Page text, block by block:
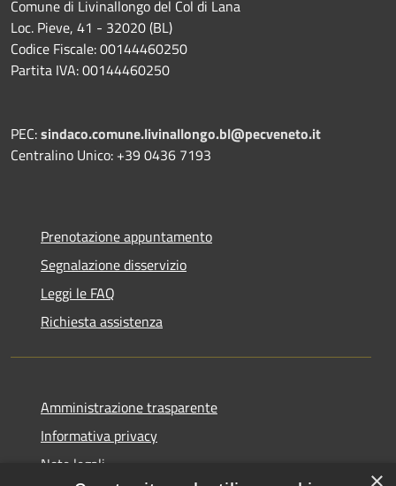
Comune di Livinallongo del Col di Lana
Loc. Pieve, 41 - 32020 (BL)
Codice Fiscale: 00144460250
Partita IVA: 00144460250
PEC:sindaco.comune.livinallongo.bl@pecveneto.it
Centralino Unico: +39 0436 7193
Prenotazione appuntamento
Segnalazione disservizio
Leggi le FAQ
Richiesta assistenza
Amministrazione trasparente
Informativa privacy
Note legali